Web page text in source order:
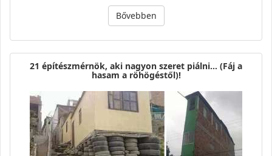
Bővebben
21 építészmérnök, aki nagyon szeret piálni… (Fáj a
hasam a röhögéstől)!